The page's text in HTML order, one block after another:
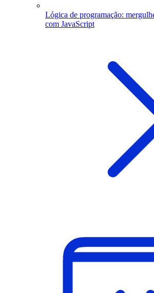
Lógica de programação:
com JavaScript